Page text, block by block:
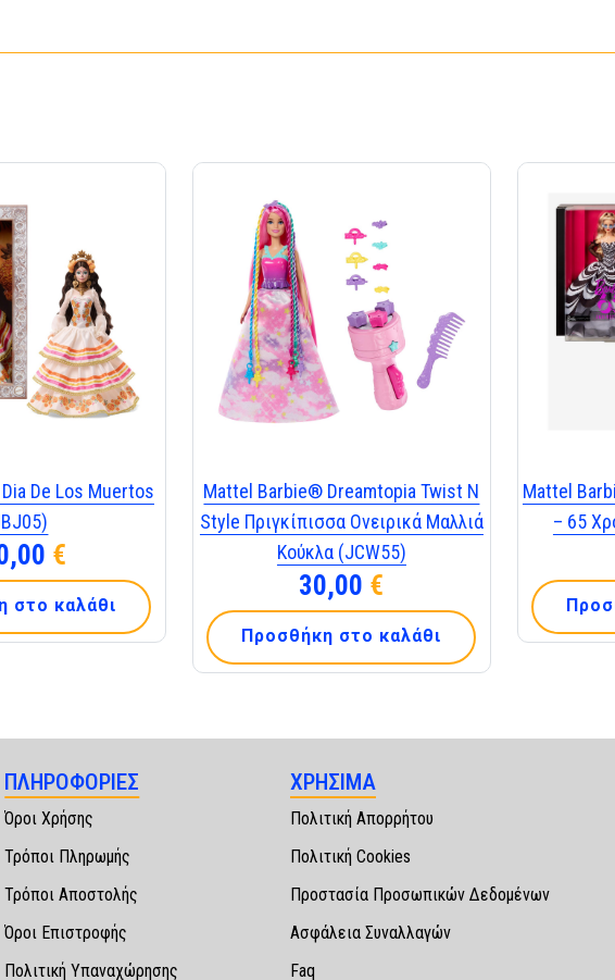
De Los Muertos
€
στο καλάθι
Mattel Barbie® Dreamtopia Twist N
Style Πριγκίπισσα Ονειρικά Μαλλιά
Κούκλα (JCW55)
30,00 €
Προσθήκη στο καλάθι
Mattel
– 65
ΠΛΗΡΟΦΟΡΙΕΣ
Όροι Χρήσης
Τρόποι Πληρωμής
Τρόποι Αποστολής
Όροι Επιστροφής
Πολιτική Υπαναχώρησης
ΧΡΗΣΙΜΑ
Πολιτική Απορρήτου
Πολιτική Cookies
Προστασία Προσωπικών Δεδομένων
Ασφάλεια Συναλλαγών
Faq